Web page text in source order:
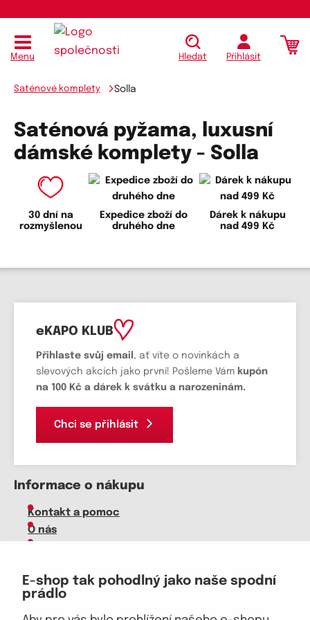
E-shop tak pohodlný jako naše spodní
prádlo
Menu Hledat Přihlásit
Saténové komplety Solla
Saténová pyžama, luxusní
dámské komplety - Solla
30 dní na
rozmyšlenou
Expedice zboží do
druhého dne
Dárek k nákupu
nad 499 Kč
eKAPO KLUB
Přihlaste svůj email , ať víte o novinkách a
slevových akcích jako první! Pošleme Vám kupón
na 100 Kč a dárek k svátku a narozeninám.
Chci se přihlásit
Informace o nákupu
Kontakt a pomoc
O nás
Velkoobchod
Vrácení zboží, reklamace
Obchodní podmínky